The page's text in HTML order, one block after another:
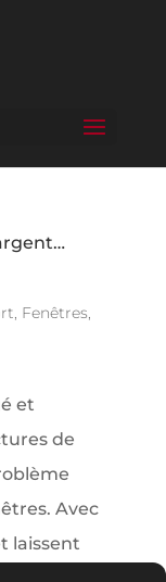
, Fenêtres,
et
de
Avec
laissent